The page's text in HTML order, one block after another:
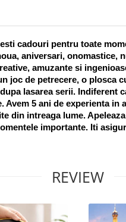
cadouri pentru toate
aniversari, onomastice,
amuzante si
joc de petrecere, o plosca
lasarea serii. Indiferent
Avem 5 ani de experienta
din intreaga lume.
importante. Iti
REVIEW